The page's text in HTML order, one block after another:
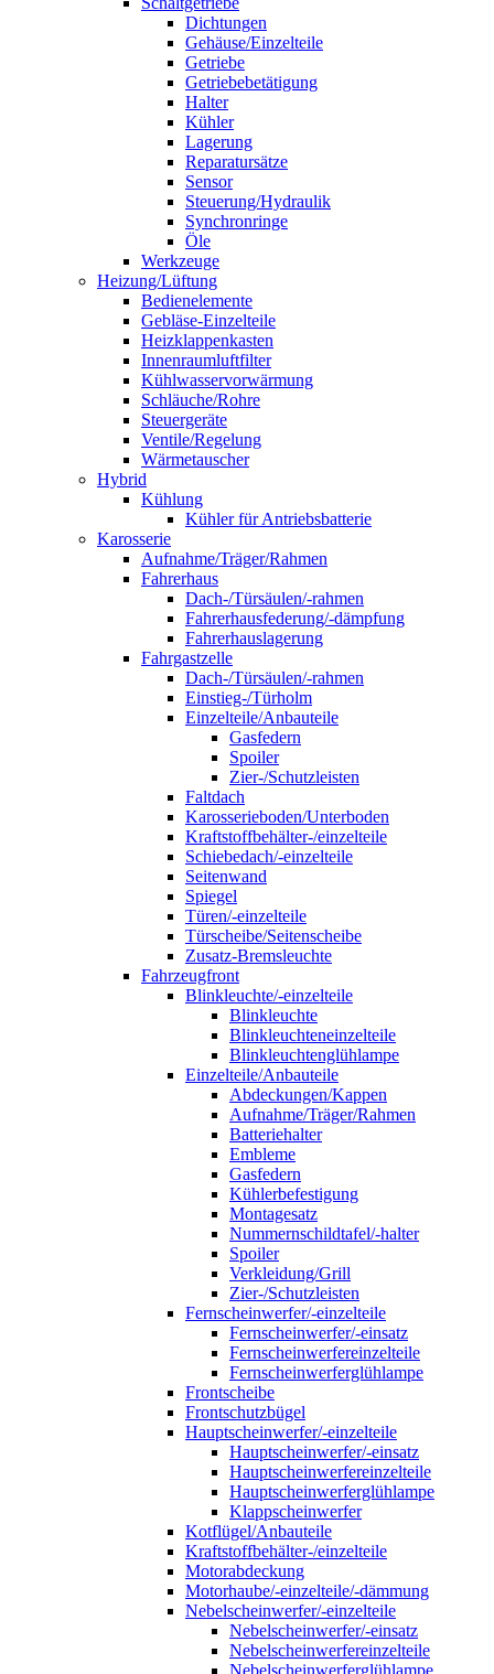
Dichtungen
Gehäuse/Einzelteile
Getriebe
Getriebebetätigung
Halter
Kühler
Lagerung
Reparatursätze
Sensor
Steuerung/Hydraulik
Synchronringe
Öle
Werkzeuge
Heizung/Lüftung
Bedienelemente
Gebläse-Einzelteile
Heizklappenkasten
Innenraumluftfilter
Kühlwasservorwärmung
Schläuche/Rohre
Steuergeräte
Ventile/Regelung
Wärmetauscher
Hybrid
Kühlung
Kühler für Antriebsbatterie
Karosserie
Aufnahme/Träger/Rahmen
Fahrerhaus
Dach-/Türsäulen/-rahmen
Fahrerhausfederung/-dämpfung
Fahrerhauslagerung
Fahrgastzelle
Dach-/Türsäulen/-rahmen
Einstieg-/Türholm
Einzelteile/Anbauteile
Gasfedern
Spoiler
Zier-/Schutzleisten
Faltdach
Karosserieboden/Unterboden
Kraftstoffbehälter-/einzelteile
Schiebedach/-einzelteile
Seitenwand
Spiegel
Türen/-einzelteile
Türscheibe/Seitenscheibe
Zusatz-Bremsleuchte
Fahrzeugfront
Blinkleuchte/-einzelteile
Blinkleuchte
Blinkleuchteneinzelteile
Blinkleuchtenglühlampe
Einzelteile/Anbauteile
Abdeckungen/Kappen
Aufnahme/Träger/Rahmen
Batteriehalter
Embleme
Gasfedern
Kühlerbefestigung
Montagesatz
Nummernschildtafel/-halter
Spoiler
Verkleidung/Grill
Zier-/Schutzleisten
Fernscheinwerfer/-einzelteile
Fernscheinwerfer/-einsatz
Fernscheinwerfereinzelteile
Fernscheinwerferglühlampe
Frontscheibe
Frontschutzbügel
Hauptscheinwerfer/-einzelteile
Hauptscheinwerfer/-einsatz
Hauptscheinwerfereinzelteile
Hauptscheinwerferglühlampe
Klappscheinwerfer
Kotflügel/Anbauteile
Kraftstoffbehälter-/einzelteile
Motorabdeckung
Motorhaube/-einzelteile/-dämmung
Nebelscheinwerfer/-einzelteile
Nebelscheinwerfer/-einsatz
Nebelscheinwerfereinzelteile
Nebelscheinwerferglühlampe